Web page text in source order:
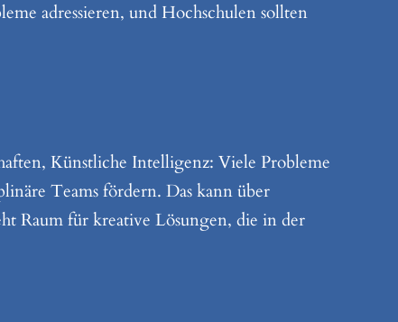
adressieren, und Hochschulen sollten
Künstliche Intelligenz: Viele Probleme
Teams fördern. Das kann über
Raum für kreative Lösungen, die in der